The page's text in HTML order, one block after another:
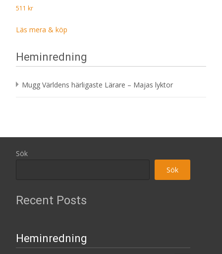
511 kr
Läs mera & köp
Heminredning
Mugg Världens härligaste Lärare – Majas lyktor
Sök
Sök
Recent Posts
Heminredning